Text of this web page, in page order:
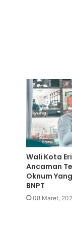
Wali Kota
Ancaman
Oknum
BNPT
08 Maret,